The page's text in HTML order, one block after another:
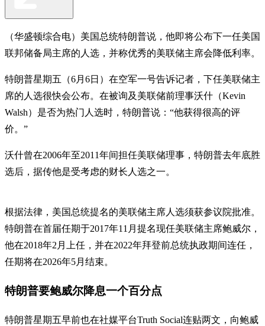
（华盛顿综合电）美国总统特朗普说，他即将公布下一任美国
联邦储备局主席的人选，并称优秀的美联储主席会降低利率。
特朗普星期五（6月6日）在空军一号告诉记者，下任美联储主
席的人选很快会公布。在被询及美联储前理事沃什（Kevin
Walsh）是否为热门人选时，特朗普说：“他获得很高的评
价。”
沃什曾在2006年至2011年间担任美联储理事，特朗普去年底胜
选后，据传他是受考虑的财长人选之一。
根据法律，美国总统提名的美联储主席人选须获参议院批准。
特朗普在首届任期于2017年11月提名现任美联储主席鲍威尔，
他在2018年2月上任，并在2022年拜登前总统执政期间连任，
任期将在2026年5月结束。
特朗普要鲍威尔降息一个百分点
特朗普星期五早前也在社媒平台Truth Social连贴两文，向鲍威